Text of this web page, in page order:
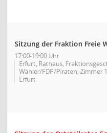
Sitzung der Fraktion Freie
17:00-19:00 Uhr
Erfurt, Rathaus,
Wähler/FDP/Piraten, Zimmer
Erfurt